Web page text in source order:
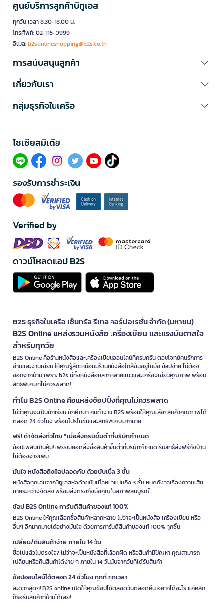
ศูนย์บริการลูกค้าบีทูเอส
ทุกวัน เวลา 8.30-18.00 น.
โทรศัพท์: 02-115-0999
อีเมล:b2sonlineshopping@b2s.co.th
การสนับสนุนลูกค้า
เกี่ยวกับเรา
กลุ่มธุรกิจในเครือ
โซเซียลมีเดีย​
รองรับการชำระเงิน
Verified by
ดาวน์โหลดแอป B2S
B2S ธุรกิจในเครือ เซ็นทรัล รีเทล คอร์ปอเรชั่น จำกัด (มหาชน)
B2S Online แหล่งรวมหนังสือ เครื่องเขียน และแรงบันดาลใจ
สำหรับทุกวัย
B2S Online คือร้านหนังสือและเครื่องเขียนออนไลน์ที่ครบครัน ตอบโจทย์คนรักการ
อ่านและงานเขียน ให้คุณรู้สึกเหมือนมีร้านหนังสือใกล้ฉันอยู่ในมือ ช้อปง่าย ไม่ต้อง
ออกจากบ้าน เพราะ b2s มีทั้งหนังสือหลากหลายแนวและเครื่องเขียนคุณภาพ พร้อม
สิทธิพิเศษที่ไม่ควรพลาด!
ทำไม B2S Online คือแหล่งช้อปปิ้งที่คุณไม่ควรพลาด
ไม่ว่าคุณจะเป็นนักเรียน นักศึกษา คนทำงาน B2S พร้อมให้คุณเลือกสินค้าคุณภาพได้
ตลอด 24 ชั่วโมง พร้อมโปรโมชั่นและสิทธิพิเศษมากมาย
ฟรี! ค่าจัดส่งทั่วไทย *เมื่อสั่งครบขั้นต่ำที่บริษัทกำหนด
ช้อปเพลินเกินคุ้ม! เพียงมียอดสั่งซื้อสินค้าขั้นต่ำที่บริษัทกำหนด รับสิทธิ์ส่งฟรีถึงบ้าน
ไม่ต้องจ่ายเพิ่ม
มั่นใจ หนังสือถึงมือปลอดภัย ด้วยบับเบิ้ล 3 ชั้น
หนังสือทุกเล่มจากบีทูเอสห่อด้วยบับเบิ้ลหนาแน่นถึง 3 ชั้น หมดกังวลเรื่องความเสีย
หายระหว่างจัดส่ง พร้อมส่งตรงถึงมือคุณในสภาพสมบูรณ์
ช้อป B2S Online การันตีสินค้าของแท้ 100%
B2S Online ให้คุณเลือกซื้อสินค้าหลากหลาย ไม่ว่าจะเป็นหนังสือ เครื่องเขียน หรือ
อื่นๆ อีกมากมายได้อย่างมั่นใจ ด้วยการการันตีสินค้าของแท้ 100% ทุกชิ้น
เปลี่ยน/คืนสินค้าง่าย ภายใน 14 วัน
ซื้อไปแล้วไม่ตรงใจ? ไม่ว่าจะเป็นหนังสือที่เลือกผิด หรือสินค้ามีปัญหา คุณสามารถ
เปลี่ยนหรือคืนสินค้าได้ง่าย ๆ ภายใน 14 วันนับจากวันที่ได้รับสินค้า
ช้อปออนไลน์ได้ตลอด 24 ชั่วโมง ทุกที่ ทุกเวลา
สะดวกสุดๆ! B2S online เปิดให้คุณช้อปได้ตลอดวันตลอดคืน อยากได้อะไร แค่คลิก
ก็รอรับสินค้าที่บ้านได้เลย!